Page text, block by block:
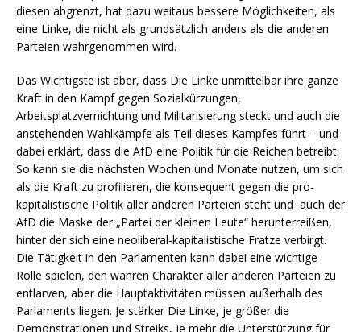
diesen abgrenzt, hat dazu weitaus bessere Möglichkeiten, als
eine Linke, die nicht als grundsätzlich anders als die anderen
Parteien wahrgenommen wird.
Das Wichtigste ist aber, dass Die Linke unmittelbar ihre ganze
Kraft in den Kampf gegen Sozialkürzungen,
Arbeitsplatzvernichtung und Militarisierung steckt und auch die
anstehenden Wahlkämpfe als Teil dieses Kampfes führt – und
dabei erklärt, dass die AfD eine Politik für die Reichen betreibt.
So kann sie die nächsten Wochen und Monate nutzen, um sich
als die Kraft zu profilieren, die konsequent gegen die pro-
kapitalistische Politik aller anderen Parteien steht und auch der
AfD die Maske der „Partei der kleinen Leute“ herunterreißen,
hinter der sich eine neoliberal-kapitalistische Fratze verbirgt.
Die Tätigkeit in den Parlamenten kann dabei eine wichtige
Rolle spielen, den wahren Charakter aller anderen Parteien zu
entlarven, aber die Hauptaktivitäten müssen außerhalb des
Parlaments liegen. Je stärker Die Linke, je größer die
Demonstrationen und Streiks, je mehr die Unterstützung für